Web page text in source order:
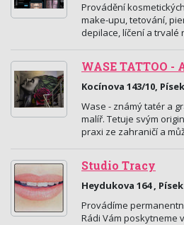
Provádění
make-upu, tetování,
depilace, líčení a trvalé
WASE TATTOO -
Kocínova 143/10, Písek
Wase - známý tatér a
malíř. Tetuje svým
praxi ze zahraničí a
Studio Tracy
Heydukova 164 , Písek
Provádíme
Rádi Vám poskytneme